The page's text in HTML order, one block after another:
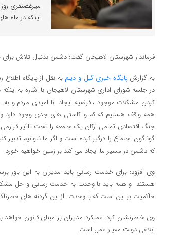
میرغضنفری
اینکه در ماه
فرماندار شهرستان لاهیجان گفت: دشمن بدنبال تلاش
به گزارشپایگاه خبری گیل و دیلم به نقل از پایگاه
در جلسه شورای اداری شهرستان لاهیجان با اشاره به
کردن مشکلات موجود ، فرضیه ایجاد نا امیدی مردم و به
همه واقف هستیم که کم و کاستی های جدی وجود دارد
جنگ اقتصادی تمامی ارکان یک جامعه را تحت تاثیر
گوناگون اجتماع را درگیر کرده است و اگر ما نتوانیم
که دشمن در مسیر ما ایجاد می کند بر زمین خواهیم خورد.
وی افزود: برای خدمت رسانی باید مدیران به این باور
هستند و همه باید با وحدت به خدمت رسانی و حل
حاکمیت بر این است که با وحدت از این گردنه های
وی خاطرنشان کرد: عملکرد مدیران بر مبنای قانون
ابلاغی دولت معیار عمل است.